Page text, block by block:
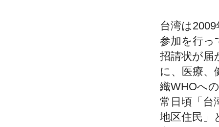
台湾は
参加を行っ
招請状が届
に、医療、
織WHOへ
常日頃「台
地区住民」